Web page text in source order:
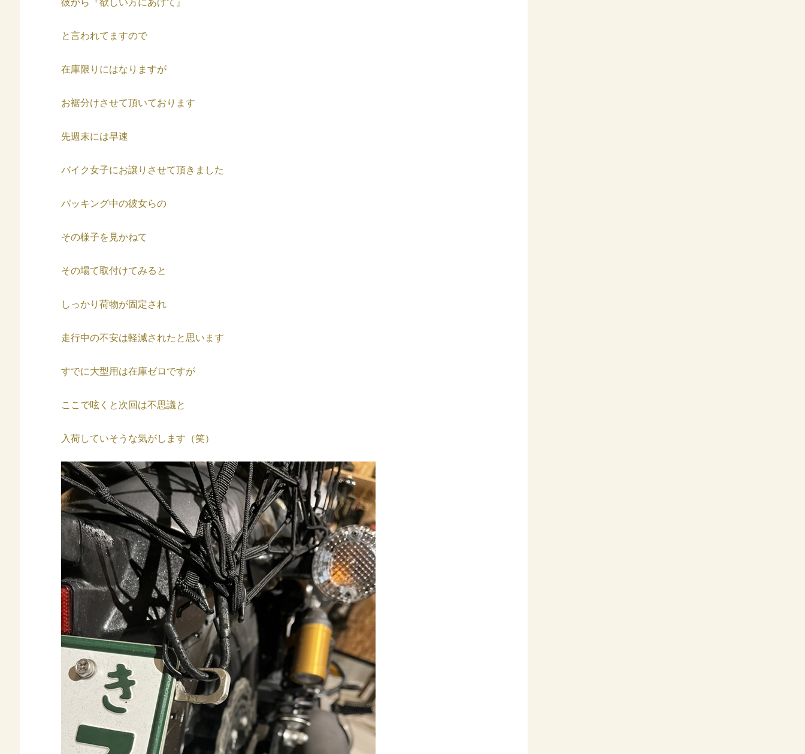
と言われてますので
在庫限りにはなりますが
お裾分けさせて頂いております
先週末には早速
バイク女子にお譲りさせて頂きました
パッキング中の彼女らの
その様子を見かねて
その場て取付けてみると
しっかり荷物が固定され
走行中の不安は軽減されたと思います
すでに大型用は在庫ゼロですが
ここで呟くと次回は不思議と
入荷していそうな気がします（笑）